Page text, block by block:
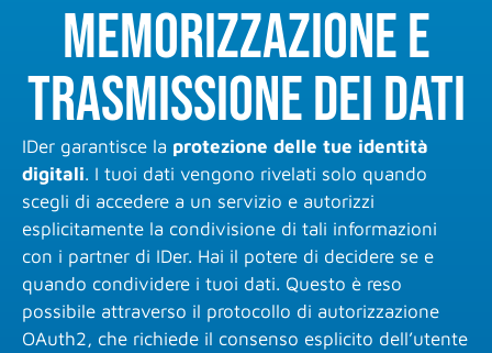
Memorizzazione e
trasmissione dei dati
IDer garantisce la protezione delle tue identità
digitali. I tuoi dati vengono rivelati solo quando
scegli di accedere a un servizio e autorizzi
esplicitamente la condivisione di tali informazioni
con i partner di IDer. Hai il potere di decidere se e
quando condividere i tuoi dati. Questo è reso
possibile attraverso il protocollo di autorizzazione
OAuth2, che richiede il consenso esplicito dell’utente